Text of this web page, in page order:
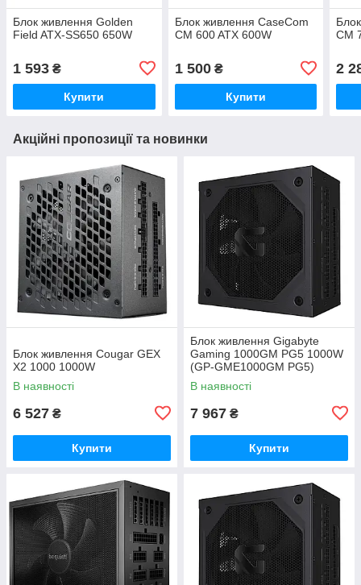
Блок живлення Golden
Field ATX-SS650 650W
1 593 ₴
Купити
Блок живлення CaseCom
CM 600 ATX 600W
1 500₴
Купити
CM
2
Акційні пропозиції та новинки
Блок живлення Cougar GEX
X2 1000 1000W
В наявності
6 527 ₴
Купити
Блок живлення Gigabyte
Gaming 1000GM PG5 1000W
(GP-GME1000GM PG5)
В наявності
7 967 ₴
Купити